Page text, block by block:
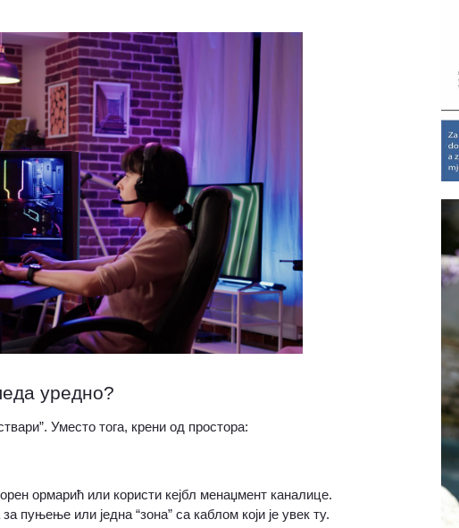
уредно?
Уместо тога, крени од простора:
ормарић или користи кејбл менаџмент каналице.
пуњење или једна “зона” са каблом који је увек ту.